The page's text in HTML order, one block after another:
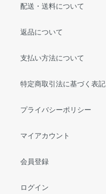
配送・送料について
返品について
支払い方法について
特定商取引法に基づく表記
プライバシーポリシー
マイアカウント
会員登録
ログイン